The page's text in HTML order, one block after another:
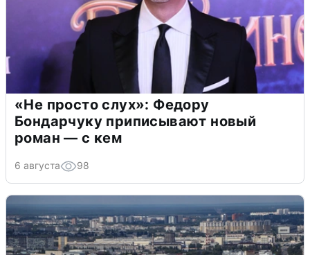
«Не просто слух»: Федору
Бондарчуку приписывают новый
роман — с кем
6 августа 98